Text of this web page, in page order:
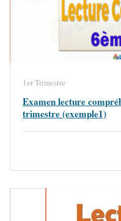
1er Trimestre
Examen lecture
trimestre (exemple1)